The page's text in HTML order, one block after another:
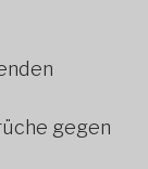
gegen